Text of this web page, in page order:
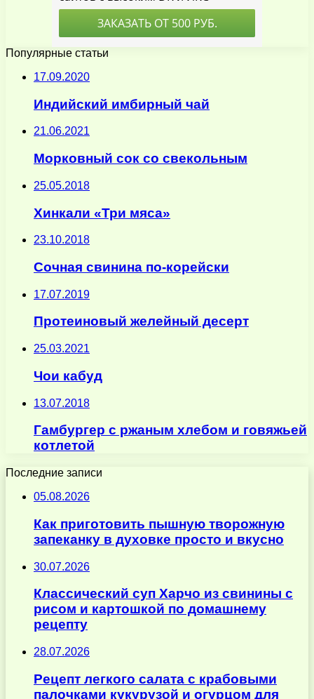
Популярные статьи
17.09.2020
Индийский имбирный чай
21.06.2021
Морковный сок со свекольным
25.05.2018
Хинкали «Три мяса»
23.10.2018
Сочная свинина по-корейски
17.07.2019
Протеиновый желейный десерт
25.03.2021
Чои кабуд
13.07.2018
Гамбургер с ржаным хлебом и говяжьей
котлетой
Последние записи
05.08.2026
Как приготовить пышную творожную
запеканку в духовке просто и вкусно
30.07.2026
Классический суп Харчо из свинины с
рисом и картошкой по домашнему
рецепту
28.07.2026
Рецепт легкого салата с крабовыми
палочками кукурузой и огурцом для